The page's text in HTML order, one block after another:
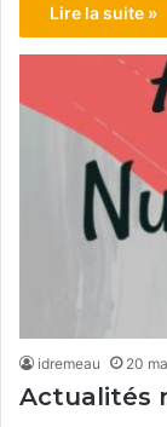
Lire la suite »
idremeau 20
Actualités